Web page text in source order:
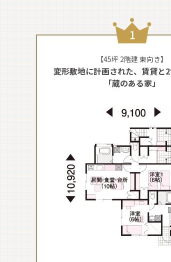
【45坪 2階建 東向き】
変形敷地に計画された、賃貸と
「蔵のある家」